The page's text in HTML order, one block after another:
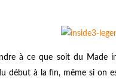
à ce que soit du Made
début à la fin, même si on